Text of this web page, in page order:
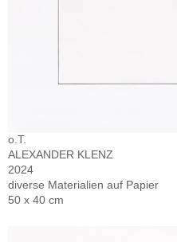
o.T.
ALEXANDER KLENZ
2024
diverse Materialien auf Papier
50 x 40 cm